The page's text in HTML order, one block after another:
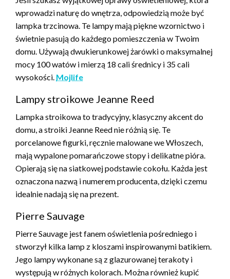
wprowadzi naturę do wnętrza, odpowiedzią może być
lampka trzcinowa. Te lampy mają piękne wzornictwo i
świetnie pasują do każdego pomieszczenia w Twoim
domu. Używają dwukierunkowej żarówki o maksymalnej
mocy 100 watów i mierzą 18 cali średnicy i 35 cali
wysokości. Mojlife
Lampy stroikowe Jeanne Reed
Lampka stroikowa to tradycyjny, klasyczny akcent do
domu, a stroiki Jeanne Reed nie różnią się. Te
porcelanowe figurki, ręcznie malowane we Włoszech,
mają wypalone pomarańczowe stopy i delikatne pióra.
Opierają się na siatkowej podstawie cokołu. Każda jest
oznaczona nazwą i numerem producenta, dzięki czemu
idealnie nadają się na prezent.
Pierre Sauvage
Pierre Sauvage jest fanem oświetlenia pośredniego i
stworzył kilka lamp z kloszami inspirowanymi batikiem.
Jego lampy wykonane są z glazurowanej terakoty i
występują w różnych kolorach. Można również kupić